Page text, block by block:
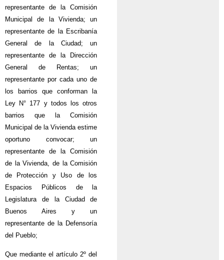
representante de la Comisión
Municipal de la Vivienda; un
representante de la Escribanía
General de la Ciudad; un
representante de la Dirección
General de Rentas; un
representante por cada uno de
los barrios que conforman la
Ley N° 177 y todos los otros
barrios que la Comisión
Municipal de la Vivienda estime
oportuno convocar; un
representante de la Comisión
de la Vivienda, de la Comisión
de Protección y Uso de los
Espacios Públicos de la
Legislatura de la Ciudad de
Buenos Aires y un
representante de la Defensoría
del Pueblo;
Que mediante el artículo 2º del